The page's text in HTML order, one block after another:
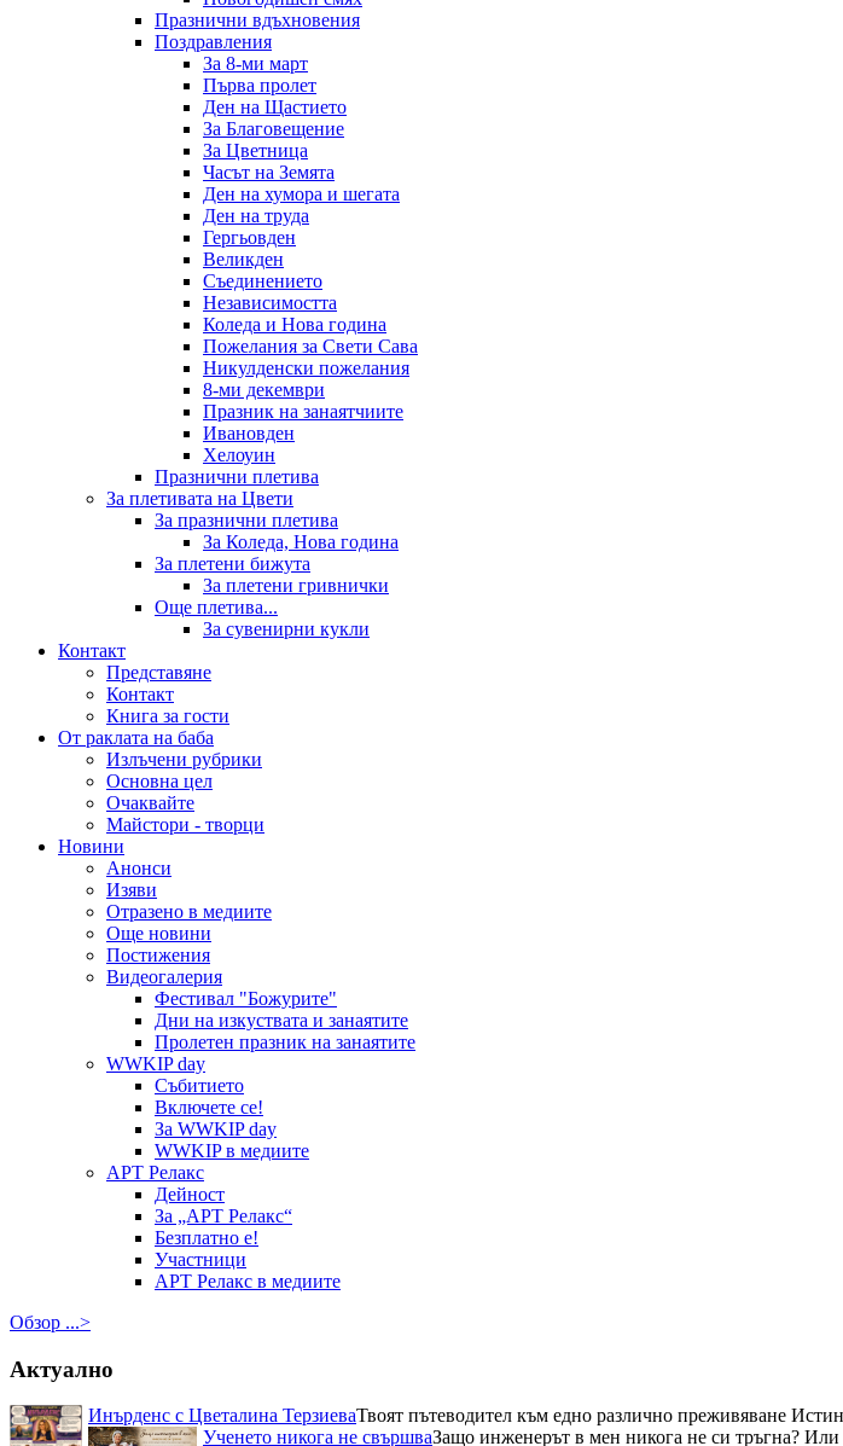
Празнични вдъхновения
Поздравления
За 8-ми март
Първа пролет
Ден на Щастието
За Благовещение
За Цветница
Часът на Земята
Ден на хумора и шегата
Ден на труда
Гергьовден
Великден
Съединението
Независимостта
Коледа и Нова година
Пожелания за Свети Сава
Никулденски пожелания
8-ми декември
Празник на занаятчиите
Ивановден
Хелоуин
Празнични плетива
За плетивата на Цвети
За празнични плетива
За Коледа, Нова година
За плетени бижута
За плетени гривнички
Още плетива...
За сувенирни кукли
Контакт
Представяне
Контакт
Книга за гости
От раклата на баба
Излъчени рубрики
Основна цел
Очаквайте
Майстори - творци
Новини
Анонси
Изяви
Отразено в медиите
Още новини
Постижения
Видеогалерия
Фестивал "Божурите"
Дни на изкуствата и занаятите
Пролетен празник на занаятите
WWKIP day
Събитието
Включете се!
За WWKIP day
WWKIP в медиите
АРТ Релакс
Дейност
За „АРТ Релакс“
Безплатно е!
Участници
АРТ Релакс в медиите
Обзор ...>
Актуално
Инърденс с Цветалина ТерзиеваТвоят пътеводител към едно различно преживяване
Ученето никога не свършваЗащо инженерът в мен никога не си тръгна? Или